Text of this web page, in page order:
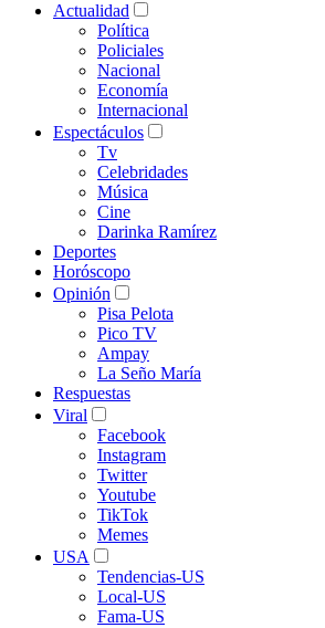
Actualidad
Política
Policiales
Nacional
Economía
Internacional
Espectáculos
Tv
Celebridades
Música
Cine
Darinka Ramírez
Deportes
Horóscopo
Opinión
Pisa Pelota
Pico TV
Ampay
La Seño María
Respuestas
Viral
Facebook
Instagram
Twitter
Youtube
TikTok
Memes
USA
Tendencias-US
Local-US
Fama-US